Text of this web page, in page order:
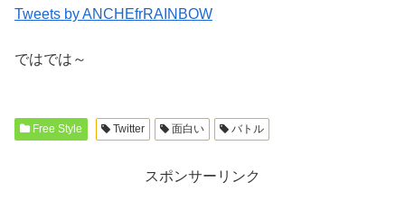
Tweets by ANCHEfrRAINBOW
ではでは～
Free Style Twitter 面白い バトル
スポンサーリンク